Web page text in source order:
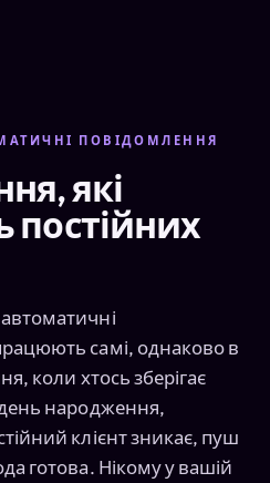
ПОВІДОМЛЕННЯ
які
постійних
самі, однаково в
коли хтось зберігає
народження,
клієнт зникає, пуш
готова. Нікому у вашій